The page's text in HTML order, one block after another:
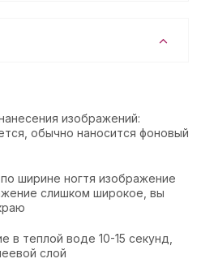
изображений:
обычно наносится фоновый
ширине ногтя изображение
слишком широкое, вы
теплой воде 10-15 секунд,
слой